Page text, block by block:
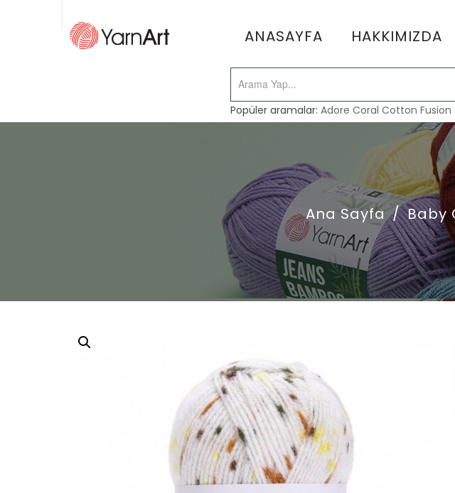
ANASAYFA HAKKIMIZDA
Popüler aramalar:Adore Coral Cotton Fusion
Ana Sayfa / Baby